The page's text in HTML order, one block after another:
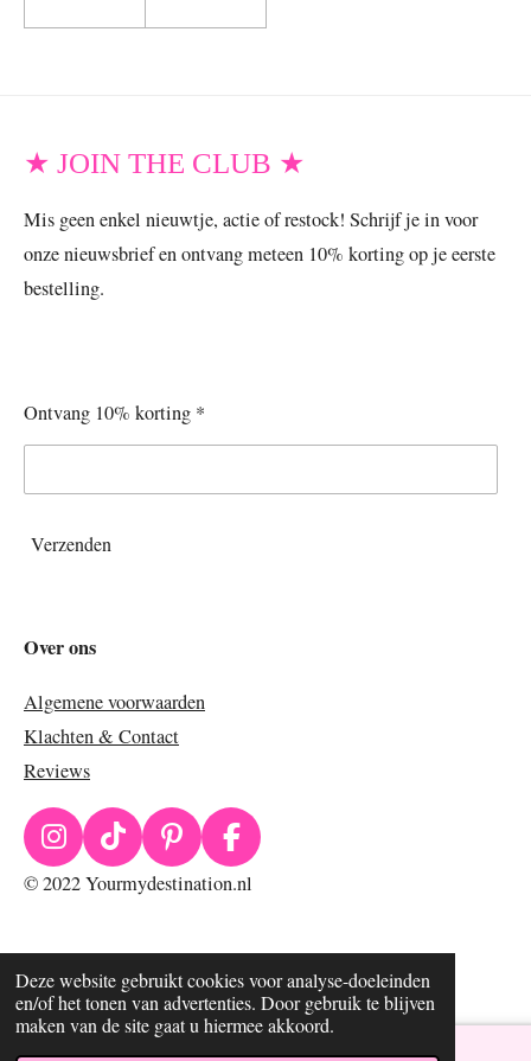
Deze website gebruikt cookies voor analyse-doeleinden
en/of het tonen van advertenties. Door gebruik te blijven
maken van de site gaat u hiermee akkoord.
★ JOIN THE CLUB ★
Mis geen enkel nieuwtje, actie of restock! Schrijf je in voor
onze nieuwsbrief en ontvang meteen 10% korting op je eerste
bestelling.
Ontvang 10% korting *
Verzenden
Over ons
Algemene voorwaarden
Klachten & Contact
Reviews
I
n
a
g
r
a
T
i
o
k
P
i
e
r
e
s
F
a
b
o
o
k
© 2022 Yourmydestination.nl